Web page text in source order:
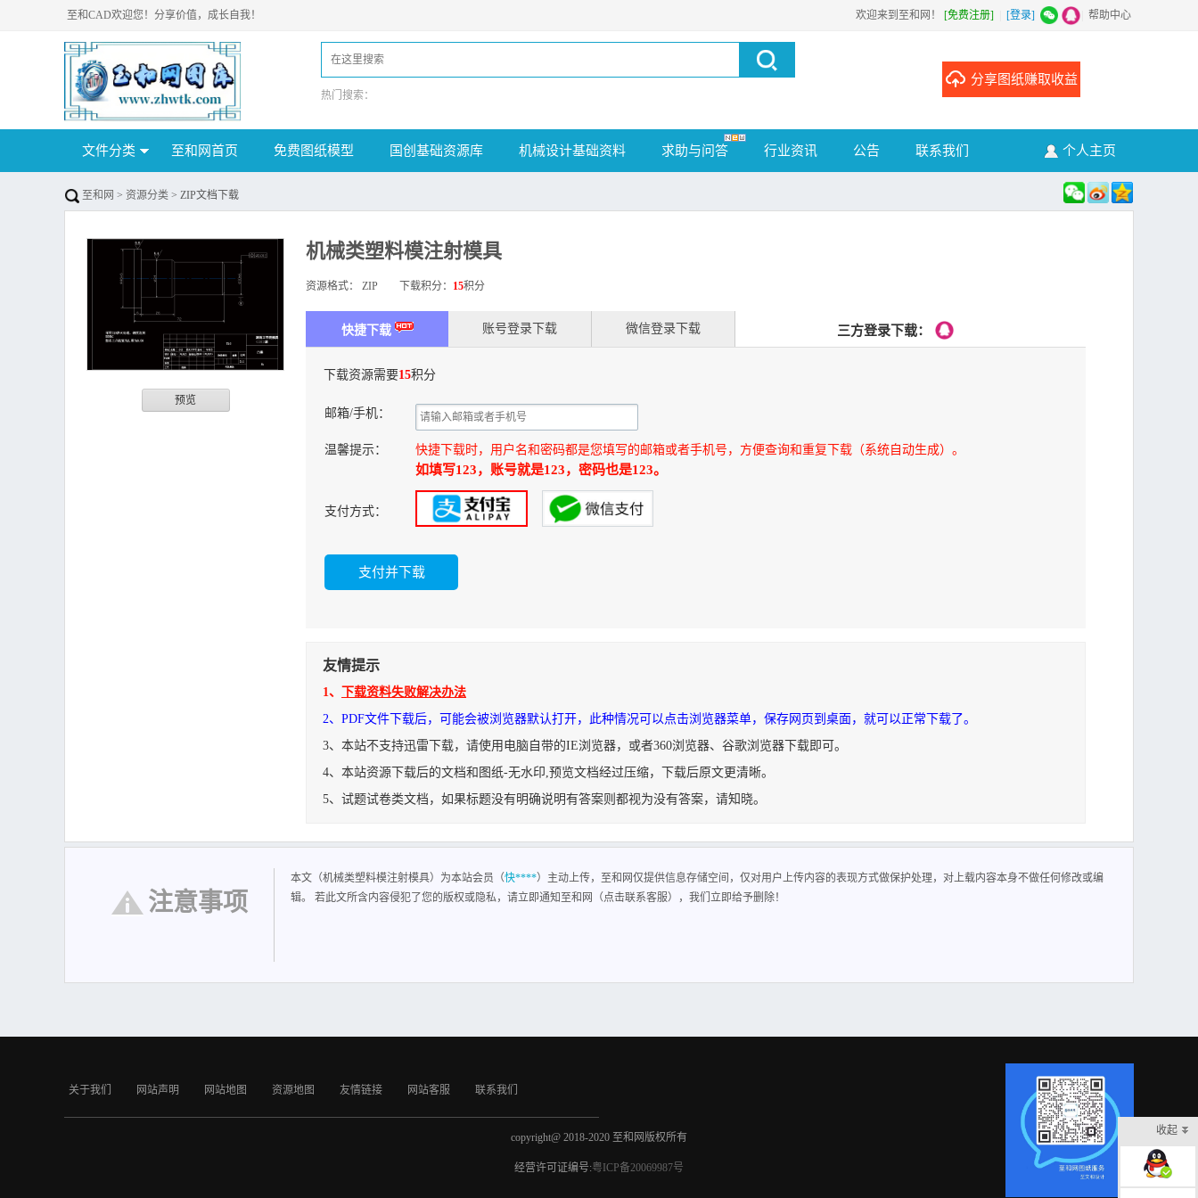
欢迎来到至和网！ [免费注册] [登录] 帮助中心
至和CAD欢迎您！分享价值，成长自我！
热门搜索：
分享图纸赚取收益
文件分类 至和网首页 免费图纸模型 国创基础资源库 机械设计基础资料 求助与问答 行业资讯 公告 联系我们 个人主页
至和网 > 资源分类 > ZIP文档下载
预览
机械类塑料模注射模具
资源格式： ZIP 下载积分： 15积分
快捷下载 账号登录下载 微信登录下载 三方登录下载：
下载资源需要15积分
邮箱/手机：
温馨提示： 快捷下载时，用户名和密码都是您填写的邮箱或者手机号，方便查询和重复下载（系统自动生成）。
如填写123，账号就是123，密码也是123。
支付方式：
友情提示
1、
下载资料失败解决办法
2、PDF文件下载后，可能会被浏览器默认打开，此种情况可以点击浏览器菜单，保存网页到桌面，就可以正常下载了。
3、本站不支持迅雷下载，请使用电脑自带的IE浏览器，或者360浏览器、谷歌浏览器下载即可。
4、本站资源下载后的文档和图纸-无水印,预览文档经过压缩，下载后原文更清晰。
5、试题试卷类文档，如果标题没有明确说明有答案则都视为没有答案，请知晓。
数8 四、浇注系统的设计10 五、分型面的选择及型腔布置13 六、排气系统的设 计14 七、 成型零部件的设计与计 算14 八、脱模机构的设 计22 九、合模导向机构的设
计24 十、温度调节系统的设计与计算25 十一、设计小 结27 十二、模架的选 择29 十三、 参考文献 29 22 引引 言言 本说明书为机械类塑料模注射模具设计说明书，是
注意事项
本文（机械类塑料模注射模具）为本站会员（快****）主动上传，至和网仅提供信息存储空间，仅对用户上传内容的表现方式做保护处理，对上载内容本身不做任何修改或编
辑。 若此文所含内容侵犯了您的版权或隐私，请立即通知至和网（点击联系客服），我们立即给予删除！
关于我们 网站声明 网站地图 资源地图 友情链接 网站客服 联系我们
copyright@ 2018-2020 至和网版权所有
经营许可证编号:粤ICP备20069987号
收起
在线客服